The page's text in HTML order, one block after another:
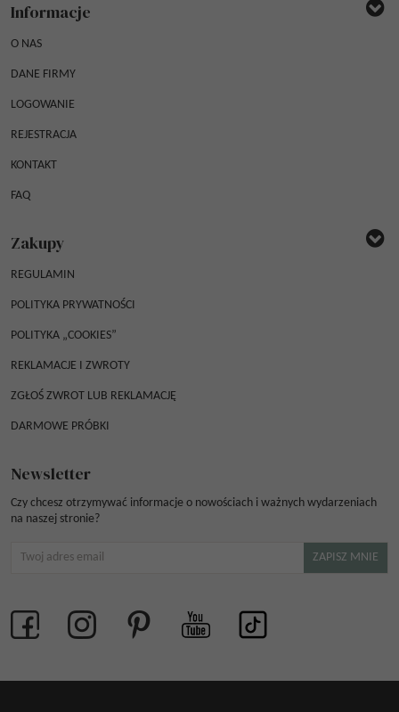
Informacje
O NAS
DANE FIRMY
LOGOWANIE
REJESTRACJA
KONTAKT
FAQ
Zakupy
REGULAMIN
POLITYKA PRYWATNOŚCI
POLITYKA „COOKIES”
REKLAMACJE I ZWROTY
ZGŁOŚ ZWROT LUB REKLAMACJĘ
DARMOWE PRÓBKI
Newsletter
Czy chcesz otrzymywać informacje o nowościach i ważnych wydarzeniach
na naszej stronie?